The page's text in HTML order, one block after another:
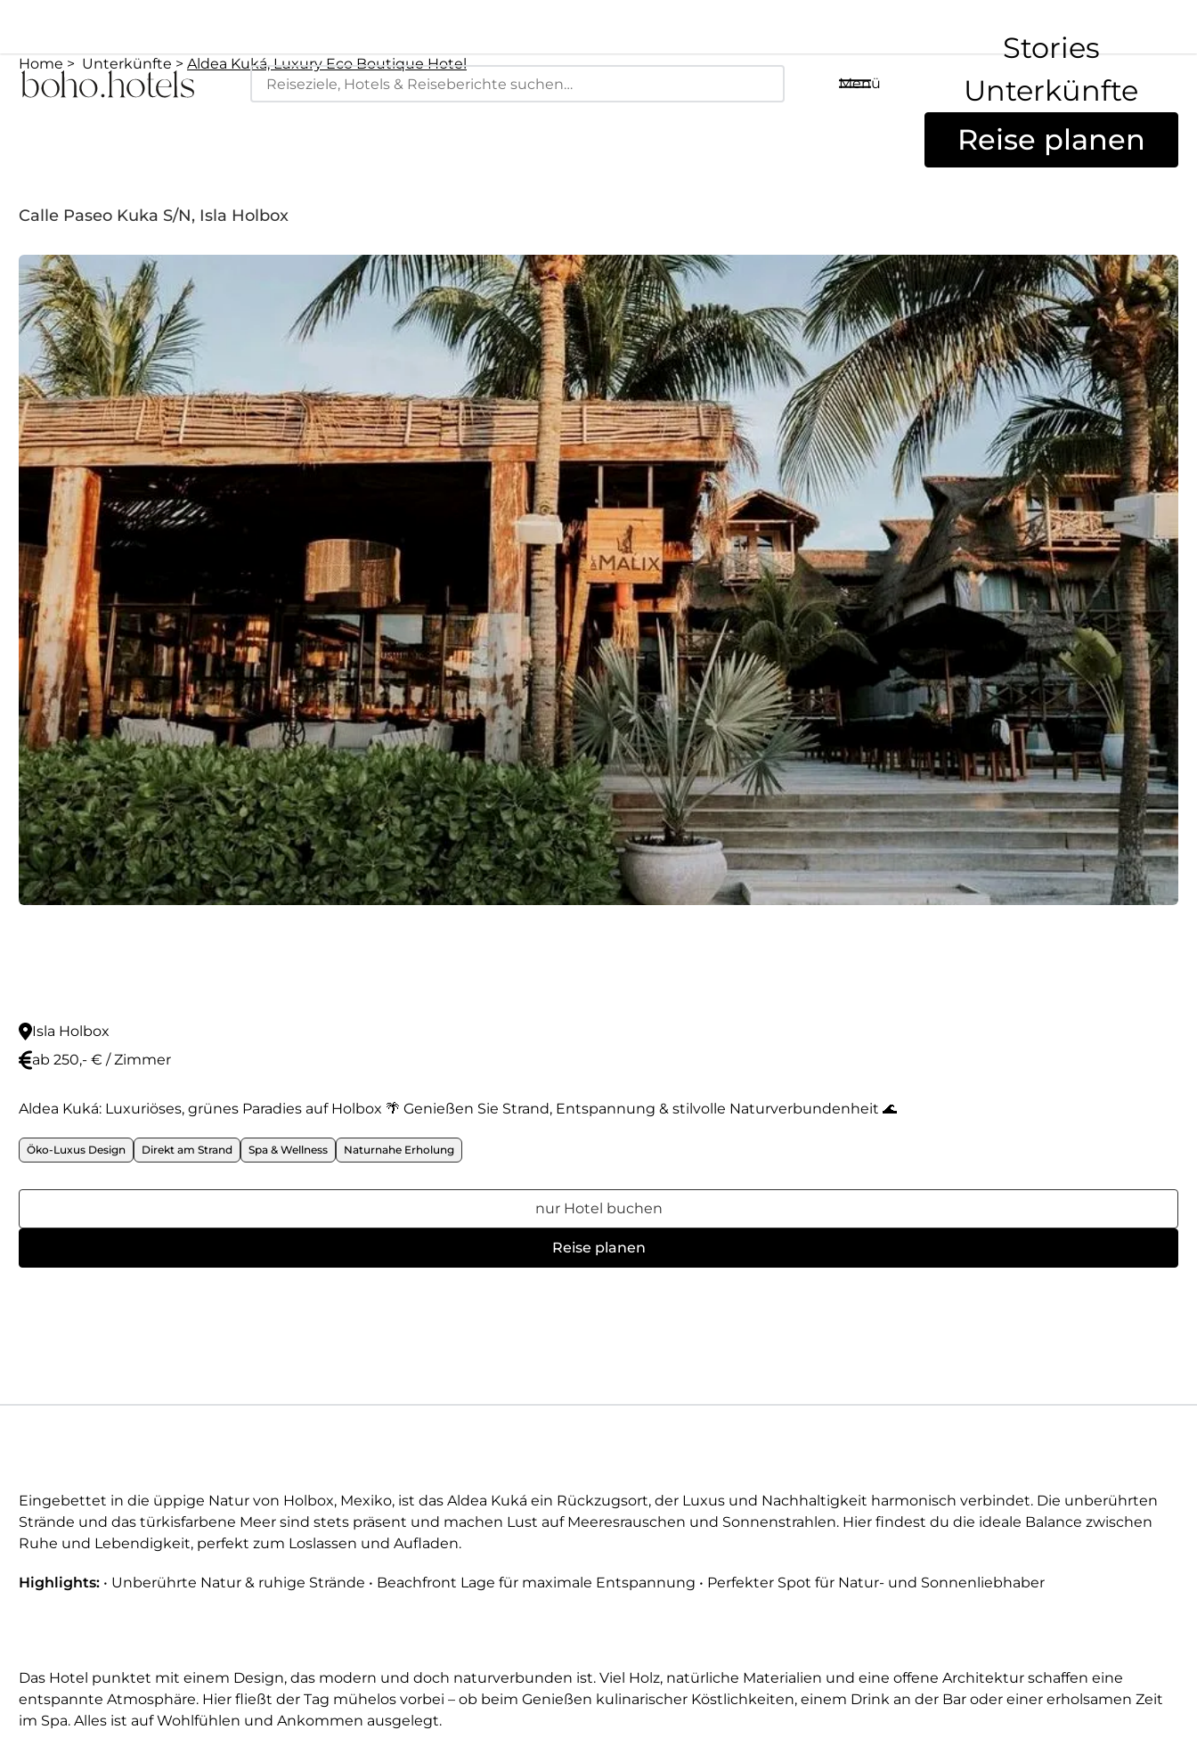
Menü
Stories
Unterkünfte
Reise planen
Home Unterkünfte Aldea Kuká, Luxury Eco Boutique Hotel
Calle Paseo Kuka S/N, Isla Holbox
Isla Holbox
ab 250,- € / Zimmer
Aldea Kuká: Luxuriöses, grünes Paradies auf Holbox 🌴 Genießen Sie Strand, Entspannung & stilvolle Naturverbundenheit 🌊
Öko-Luxus Design Direkt am Strand Spa & Wellness Naturnahe Erholung
nur Hotel buchen
Reise planen
Eingebettet in die üppige Natur von Holbox, Mexiko, ist das Aldea Kuká ein Rückzugsort, der Luxus und Nachhaltigkeit harmonisch verbindet. Die unberührten
Strände und das türkisfarbene Meer sind stets präsent und machen Lust auf Meeresrauschen und Sonnenstrahlen. Hier findest du die ideale Balance zwischen
Ruhe und Lebendigkeit, perfekt zum Loslassen und Aufladen.
Highlights: • Unberührte Natur & ruhige Strände • Beachfront Lage für maximale Entspannung • Perfekter Spot für Natur- und Sonnenliebhaber
Das Hotel punktet mit einem Design, das modern und doch naturverbunden ist. Viel Holz, natürliche Materialien und eine offene Architektur schaffen eine
entspannte Atmosphäre. Hier fließt der Tag mühelos vorbei – ob beim Genießen kulinarischer Köstlichkeiten, einem Drink an der Bar oder einer erholsamen Zeit
im Spa. Alles ist auf Wohlfühlen und Ankommen ausgelegt.